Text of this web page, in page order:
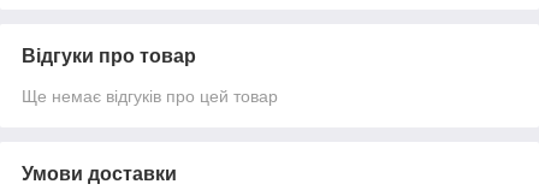
Відгуки про товар
Ще немає відгуків про цей товар
Умови доставки